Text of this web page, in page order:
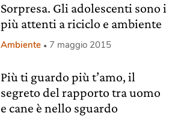
Sorpresa. Gli adolescenti sono i
più attenti a riciclo e ambiente
Ambiente 7 maggio 2015
Più ti guardo più t’amo, il
segreto del rapporto tra uomo
e cane è nello sguardo